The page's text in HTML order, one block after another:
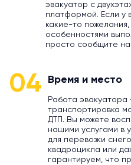
эвакуатор с
платформой. Если у
какие-то пожелания,
особенностями
просто сообщите
04 Время и место
Работа эвакуатора
транспортировка
ДТП. Вы можете
нашими услугами в
для перевозки
квадроцикла или
гарантируем, что